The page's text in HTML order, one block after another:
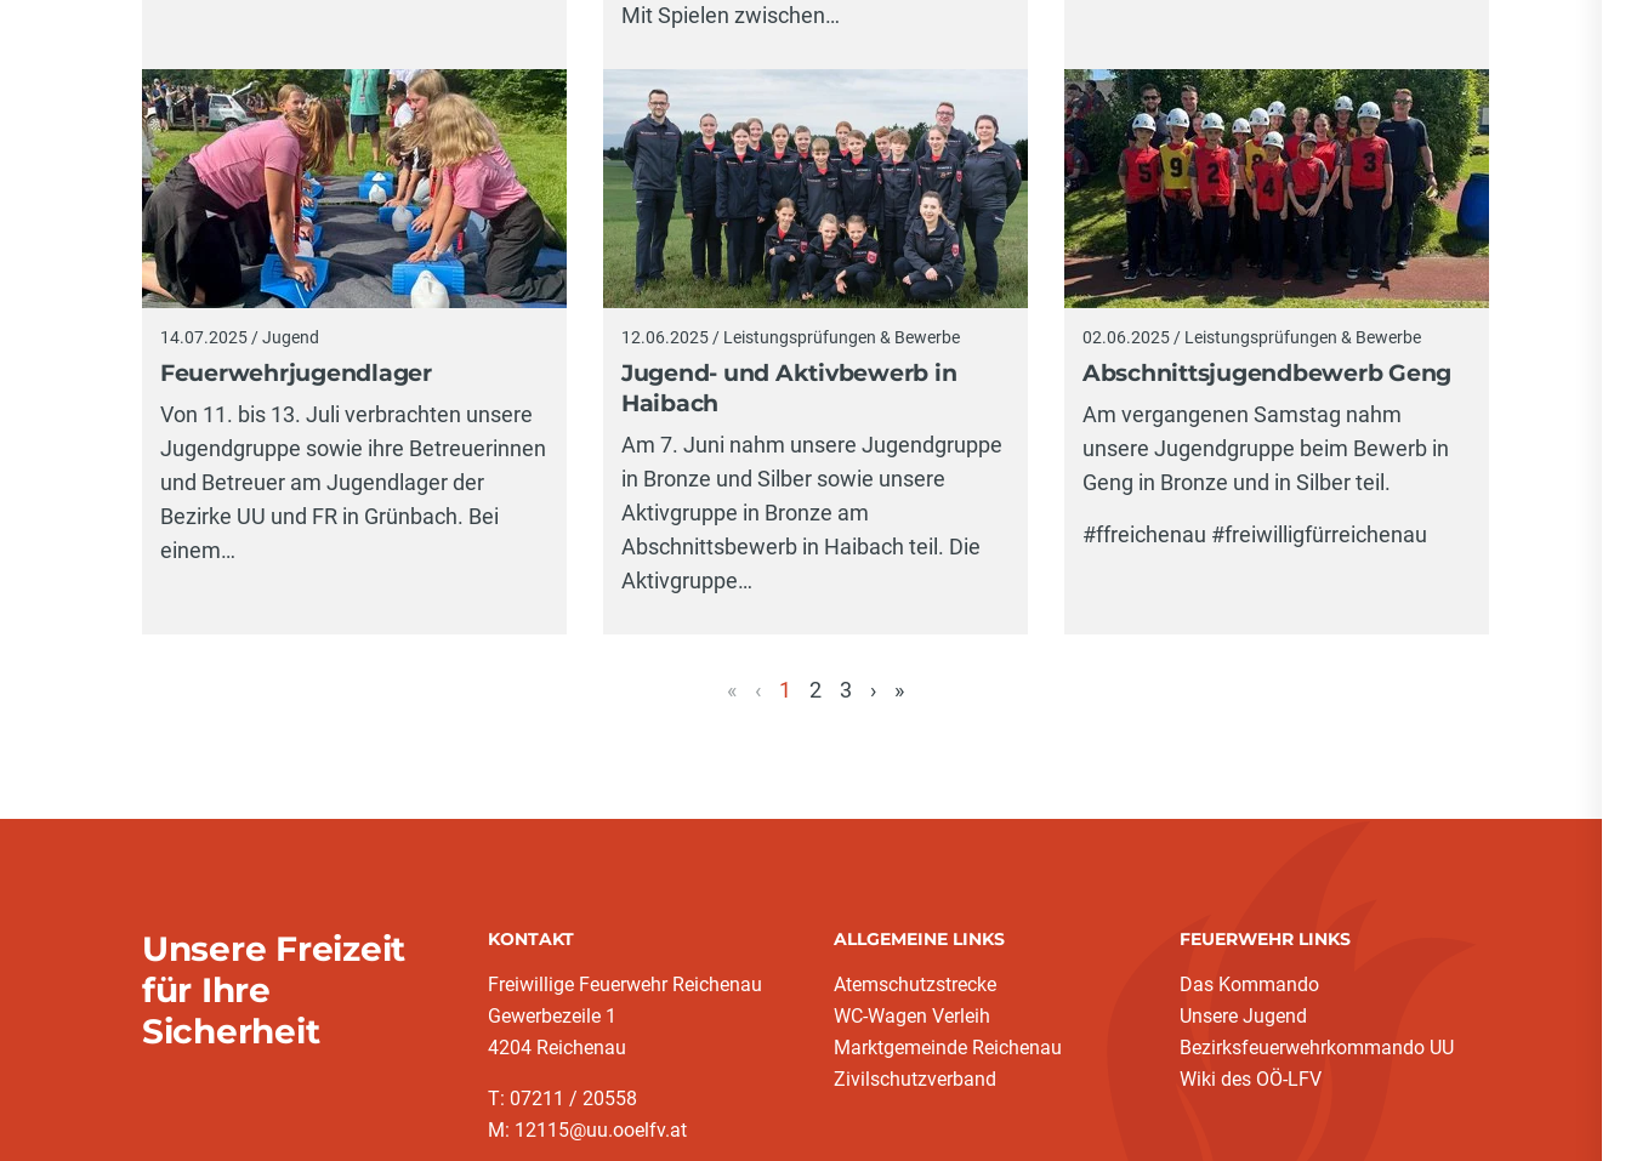
Mit Spielen zwischen…
14.07.2025 / Jugend
Feuerwehrjugendlager
Von 11. bis 13. Juli verbrachten unsere
Jugendgruppe sowie ihre Betreuerinnen
und Betreuer am Jugendlager der
Bezirke UU und FR in Grünbach. Bei
einem…
12.06.2025 / Leistungsprüfungen & Bewerbe
Jugend- und Aktivbewerb in
Haibach
Am 7. Juni nahm unsere Jugendgruppe
in Bronze und Silber sowie unsere
Aktivgruppe in Bronze am
Abschnittsbewerb in Haibach teil. Die
Aktivgruppe…
02.06.2025 / Leistungsprüfungen & Bewerbe
Abschnittsjugendbewerb Geng
Am vergangenen Samstag nahm
unsere Jugendgruppe beim Bewerb in
Geng in Bronze und in Silber teil.
#ffreichenau #freiwilligfürreichenau
« ‹
1
2 3 › »
Unsere Freizeit
für Ihre
Sicherheit
KONTAKT
Freiwillige Feuerwehr Reichenau
Gewerbezeile 1
4204 Reichenau
T: 07211 / 20558
M: 12115@uu.ooelfv.at
ALLGEMEINE LINKS
Atemschutzstrecke
WC-Wagen Verleih
Marktgemeinde Reichenau
Zivilschutzverband
FEUERWEHR LINKS
Das Kommando
Unsere Jugend
Bezirksfeuerwehrkommando UU
Wiki des OÖ-LFV